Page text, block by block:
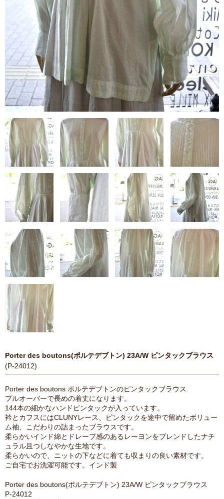
Porter des boutons(ポルテデブトン) 23A/W ピンタックブラウス
(P-24012)
Porter des boutons ポルテデブトンのピンタックブラウス
プルオーバーで長めの着丈になります。
144本の細かなハンドピンタックが入っています。
衿とカフスにはCLUNYレース、ピンタックを途中で留めたボリュー
ム袖、こだわりの詰まったブラウスです。
柔らかいインド綿とドレープ感のあるレーヨンをブレンドしたナチ
ュラル且つしなやかな生地です。
柔らかいので、ニットの下などに着ても収まりの良い素材です。
ご自宅でお洗濯可能です。インド製
Porter des boutons(ポルテデブトン) 23A/W ピンタックブラウス
P-24012